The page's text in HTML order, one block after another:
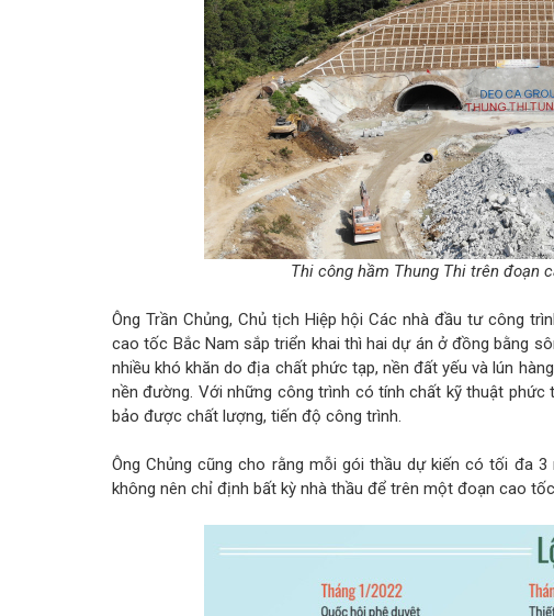
Thi công hầm Thung Thi trên đoạn
Ông Trần Chủng, Chủ tịch Hiệp hội Các nhà đầu tư công
cao tốc Bắc Nam sắp triển khai thì hai dự án ở đồng bằng
nhiều khó khăn do địa chất phức tạp, nền đất yếu và lún
nền đường. Với những công trình có tính chất kỹ thuật
bảo được chất lượng, tiến độ công trình.
Ông Chủng cũng cho rằng mỗi gói thầu dự kiến có tối đa
không nên chỉ định bất kỳ nhà thầu để trên một đoạn cao